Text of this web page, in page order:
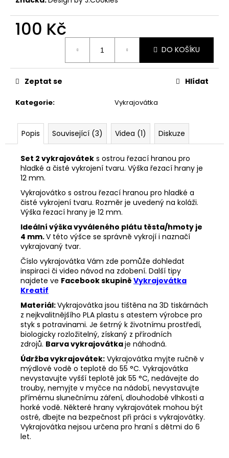
100 Kč
DO KOŠÍKU
Kategorie: Vykrajovátka
Zeptat se Hlídat
Popis Související (3) Videa (1) Diskuze
Set 2 vykrajovátek s ostrou řezací hranou pro
hladké a čisté vykrojení tvaru. Výška řezací hrany je
12 mm.
Vykrajovátko s ostrou řezací hranou pro hladké a
čisté vykrojení tvaru. Rozměr je uvedený na koláži.
Výška řezací hrany je 12 mm.
Ideální výška vyváleného plátu těsta/hmoty je
4 mm.V této výšce se správně vykrojí i naznačí
vykrajovaný tvar.
Číslo vykrajovátka Vám zde pomůže dohledat
inspiraci či video návod na zdobení. Další tipy
najdete ve Facebook skupině Vykrajovátka
Kreatif
Materiál:Vykrajovátka jsou tištěna na 3D tiskárnách
z nejkvalitnějšího PLA plastu s atestem výrobce pro
styk s potravinami. Je šetrný k životnímu prostředí,
biologicky rozložitelný, získaný z přírodních
zdrojů. Barva vykrajovátkaje náhodná.
Údržba vykrajovátek: Vykrajovátka myjte ručně v
mýdlové vodě o teplotě do 55 °C. Vykrajovátka
nevystavujte vyšší teplotě jak 55 °C, nedávejte do
trouby, nemyjte v myčce na nádobí, nevystavujte
přímému slunečnímu záření, dlouhodobé vlhkosti a
horké vodě. Některé hrany vykrajovátek mohou být
ostré, dbejte na bezpečnost při práci s vykrajovátky.
Vykrajovátka nejsou určena pro hraní s dětmi do 6
let.
u
VYKRAJOVÁTKA
ZVÍŘÁTKA
25